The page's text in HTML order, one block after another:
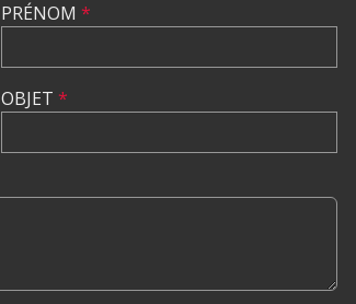
PRÉNOM *
OBJET *